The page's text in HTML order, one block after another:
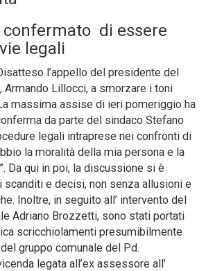
confermato di essere
legali
l’appello del presidente del
Armando Lillocci, a smorzare i toni
massima assise di ieri pomeriggio ha
da parte del sindaco Stefano
legali intraprese nei confronti di
la moralità della mia persona e la
Da qui in poi, la discussione si è
scanditi e decisi, non senza allusioni e
Inoltre, in seguito all’ intervento del
Adriano Brozzetti, sono stati portati
scricchiolamenti presumibilmente
gruppo comunale del Pd.
legata all’ex assessore all’